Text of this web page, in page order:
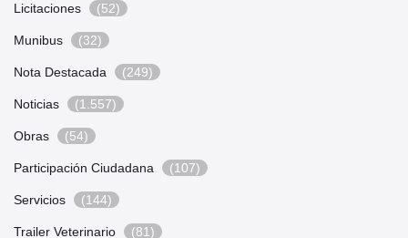
Licitaciones (52)
Munibus (32)
Nota Destacada (249)
Noticias (1.557)
Obras (54)
Participación Ciudadana (107)
Servicios (144)
Trailer Veterinario (81)